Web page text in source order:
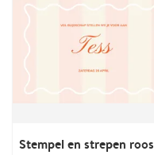
Stempel en strepen roos